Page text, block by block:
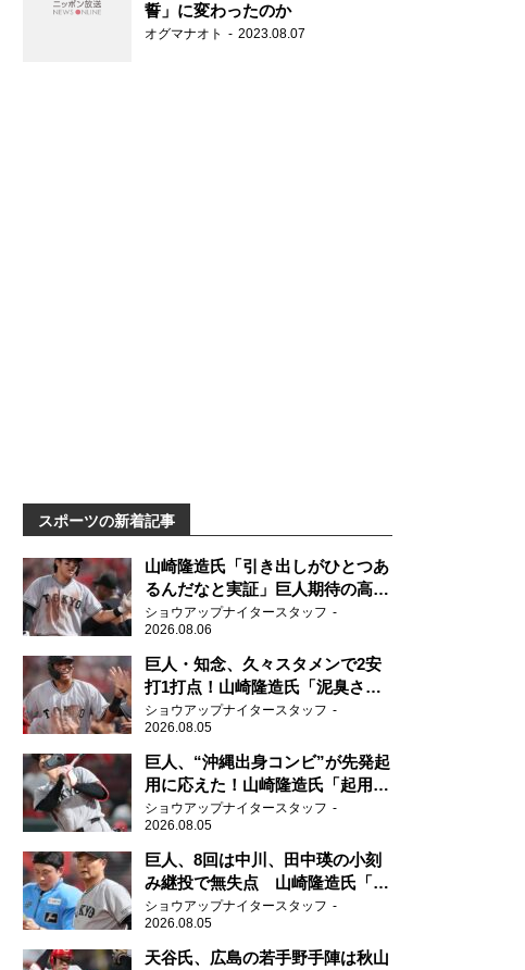
誓」に変わったのか
オグマナオト 2023.08.07
スポーツの新着記事
山崎隆造氏「引き出しがひとつあ
るんだなと実証」巨人期待の高卒
2年目が技あり安打
ショウアップナイタースタッフ
2026.08.06
巨人・知念、久々スタメンで2安
打1打点！山崎隆造氏「泥臭さを
感じる」、「ジャイアンツには少
ないタイプ」
ショウアップナイタースタッフ
2026.08.05
巨人、“沖縄出身コンビ”が先発起
用に応えた！山崎隆造氏「起用が
当たった」
ショウアップナイタースタッフ
2026.08.05
巨人、8回は中川、田中瑛の小刻
み継投で無失点 山崎隆造氏「確
実に勝ちにいくところ」
ショウアップナイタースタッフ
2026.08.05
天谷氏、広島の若手野手陣は秋山